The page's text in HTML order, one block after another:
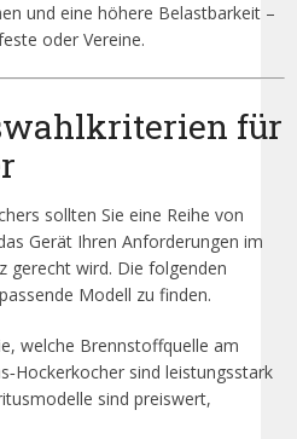
und eine höhere Belastbarkeit –
oder Vereine.
für
sollten Sie eine Reihe von
Gerät Ihren Anforderungen im
gerecht wird. Die folgenden
Modell zu finden.
welche Brennstoffquelle am
sind leistungsstark
sind preiswert,